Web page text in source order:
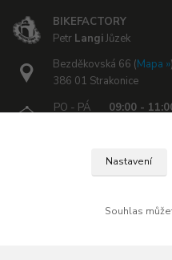
BIKEFACTORY
Petr LangiJůzek
Bezděkovská 66 (Mapa »)
386 01 Strakonice
PO - PÁ
09:00 -
Nastavení
Souhlas